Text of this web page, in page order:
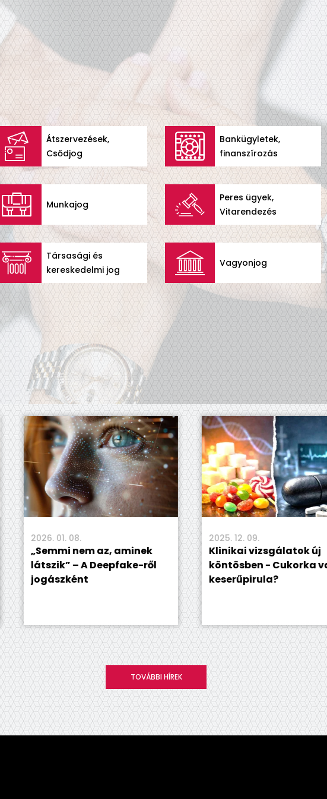
Átszervezések,
Csődjog
Bankügyletek,
finanszírozás
Munkajog
Peres ügyek,
Vitarendezés
Társasági és
kereskedelmi jog
Vagyonjog
2026. 01. 08.
„Semmi nem az, aminek
látszik” – A Deepfake-ről
jogászként
2025. 12. 09.
Klinikai vizsgálatok új
köntösben - Cukorka vagy
keserűpirula?
TOVÁBBI HÍREK